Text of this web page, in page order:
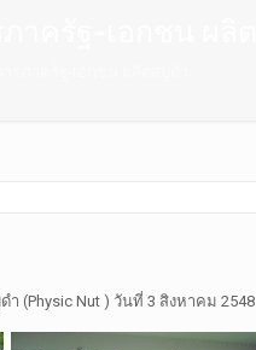
(Physic Nut ) วันที่ 3 สิงหาคม 2548